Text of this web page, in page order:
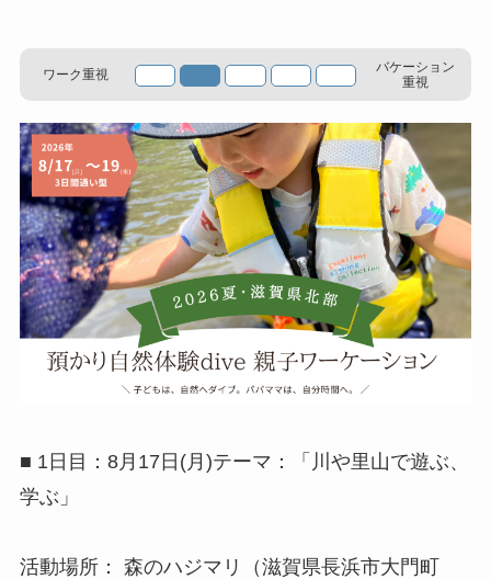
ワーク重視
バケーション
重視
■ 1日目：8月17日(月)テーマ：「川や里山で遊ぶ、
学ぶ」
活動場所： 森のハジマリ（滋賀県長浜市大門町